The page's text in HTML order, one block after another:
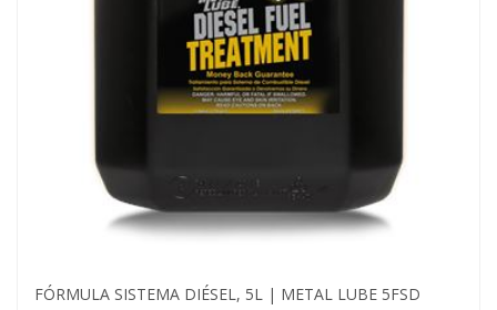
FÓRMULA SISTEMA DIÉSEL, 5L | METAL LUBE 5FSD